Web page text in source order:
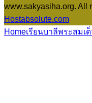
www.sakyasiha.org. All
Hostabsolute.com
Homeเรียนบาลีพระสมเด็